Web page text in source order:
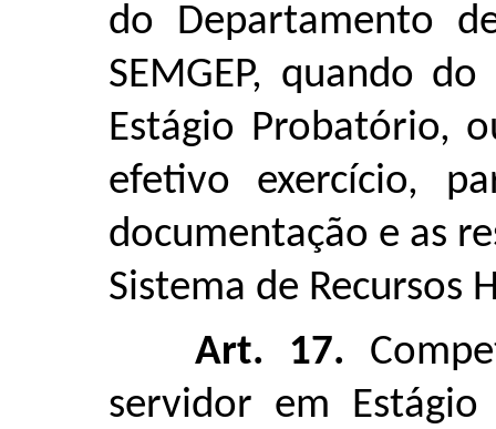
do Departamento
SEMGEP, quando
Estágio Probatório,
efetivo exercício,
documentação e as
Sistema de Recursos
Art. 17.
servidor em